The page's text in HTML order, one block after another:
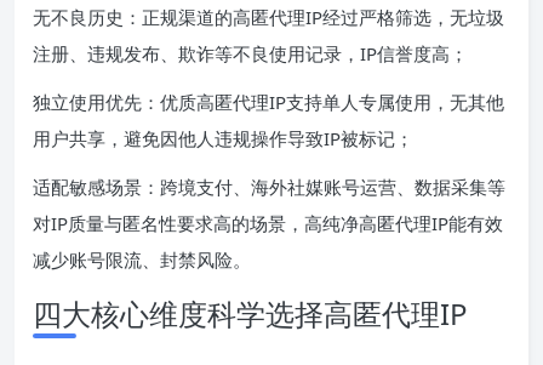
无不良历史：正规渠道的高匿代理IP经过严格筛选，无垃圾
注册、违规发布、欺诈等不良使用记录，IP信誉度高；
独立使用优先：优质高匿代理IP支持单人专属使用，无其他
用户共享，避免因他人违规操作导致IP被标记；
适配敏感场景：跨境支付、海外社媒账号运营、数据采集等
对IP质量与匿名性要求高的场景，高纯净高匿代理IP能有效
减少账号限流、封禁风险。
四大核心维度科学选择高匿代理IP